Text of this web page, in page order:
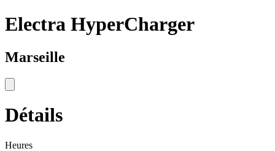
Electra HyperCharger
Marseille
Détails
Heures